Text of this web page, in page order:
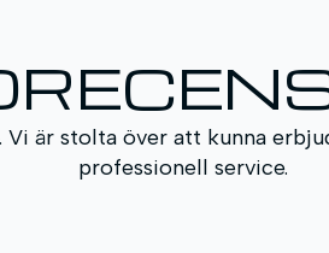
Vi är stolta över att kunna
professionell service.